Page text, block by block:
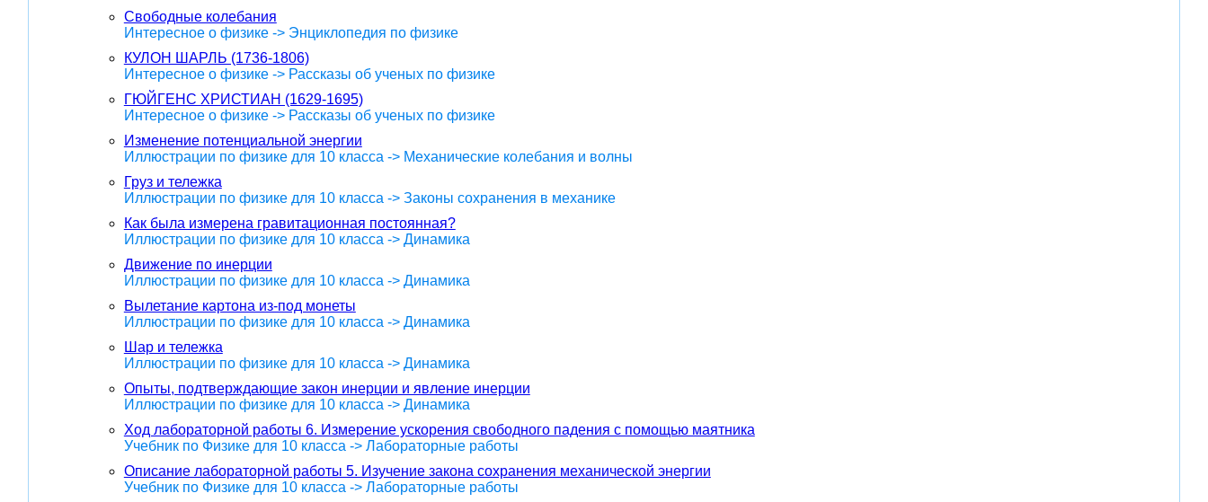
Свободные колебания
Интересное о физике -> Энциклопедия по физике
КУЛОН ШАРЛЬ (1736-1806)
Интересное о физике -> Рассказы об ученых по физике
ГЮЙГЕНС ХРИСТИАН (1629-1695)
Интересное о физике -> Рассказы об ученых по физике
Изменение потенциальной энергии
Иллюстрации по физике для 10 класса -> Механические колебания и волны
Груз и тележка
Иллюстрации по физике для 10 класса -> Законы сохранения в механике
Как была измерена гравитационная постоянная?
Иллюстрации по физике для 10 класса -> Динамика
Движение по инерции
Иллюстрации по физике для 10 класса -> Динамика
Вылетание картона из-под монеты
Иллюстрации по физике для 10 класса -> Динамика
Шар и тележка
Иллюстрации по физике для 10 класса -> Динамика
Опыты, подтверждающие закон инерции и явление инерции
Иллюстрации по физике для 10 класса -> Динамика
Ход лабораторной работы 6. Измерение ускорения свободного падения с помощью маятника
Учебник по Физике для 10 класса -> Лабораторные работы
Описание лабораторной работы 5. Изучение закона сохранения механической энергии
Учебник по Физике для 10 класса -> Лабораторные работы